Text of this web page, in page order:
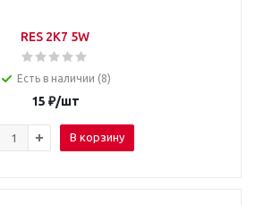
RES 2K7 5W
Есть в наличии (8)
15 ₽/шт
В корзину